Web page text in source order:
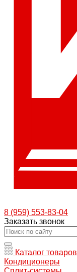
8 (959) 553-83-04
Заказать звонок
Каталог товаров
Кондиционеры